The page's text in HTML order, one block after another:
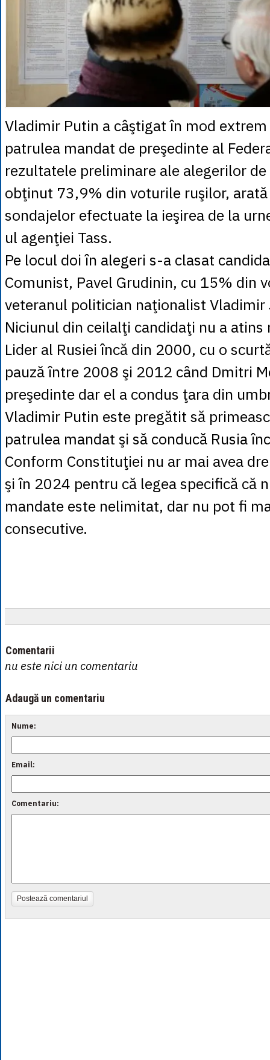
Vladimir Putin a câştigat în mod
patrulea mandat de preşedinte al
rezultatele preliminare ale alegerilor
obţinut 73,9% din voturile ruşilor,
sondajelor efectuate la ieşirea de la
ul agenţiei Tass.
Pe locul doi în alegeri s-a clasat
Comunist, Pavel Grudinin, cu 15% din
veteranul politician naţionalist
Niciunul din ceilalţi candidaţi nu a atins
Lider al Rusiei încă din 2000, cu o
pauză între 2008 şi 2012 când Dmitri
preşedinte dar el a condus ţara din
Vladimir Putin este pregătit să
patrulea mandat şi să conducă Rusia
Conform Constituţiei nu ar mai avea
şi în 2024 pentru că legea specifică că
mandate este nelimitat, dar nu pot fi
consecutive.
Comentarii
nu este nici un comentariu
Adaugă un comentariu
Nume:
Email:
Comentariu:
Postează comentariul